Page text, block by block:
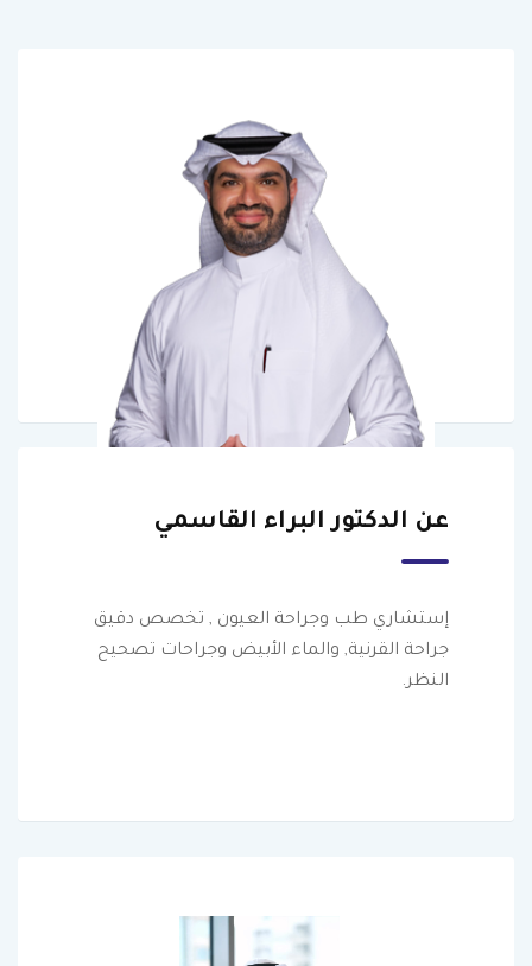
عن الدكتور البراء القاسمي
إستشاري طب وجراحة العيون , تخصص دقيق
جراحة القرنية, والماء الأبيض وجراحات تصحيح
النظر.